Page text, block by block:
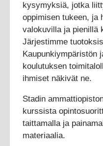
kysymyksiä, jotka
oppimisen tukeen, ja
valokuvilla ja pienillä
Järjestimme
Kaupunkiympäristön
koulutuksen
ihmiset näkivät ne.
Stadin
kurssista
taittamalla ja
materiaalia.